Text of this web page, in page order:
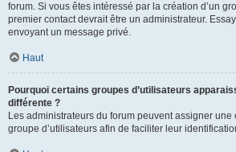
forum. Si vous êtes intéressé par la création d’un
premier contact devrait être un administrateur.
envoyant un message privé.
Haut
Pourquoi certains groupes d’utilisateurs
différente ?
Les administrateurs du forum peuvent assigner une
groupe d’utilisateurs afin de faciliter leur